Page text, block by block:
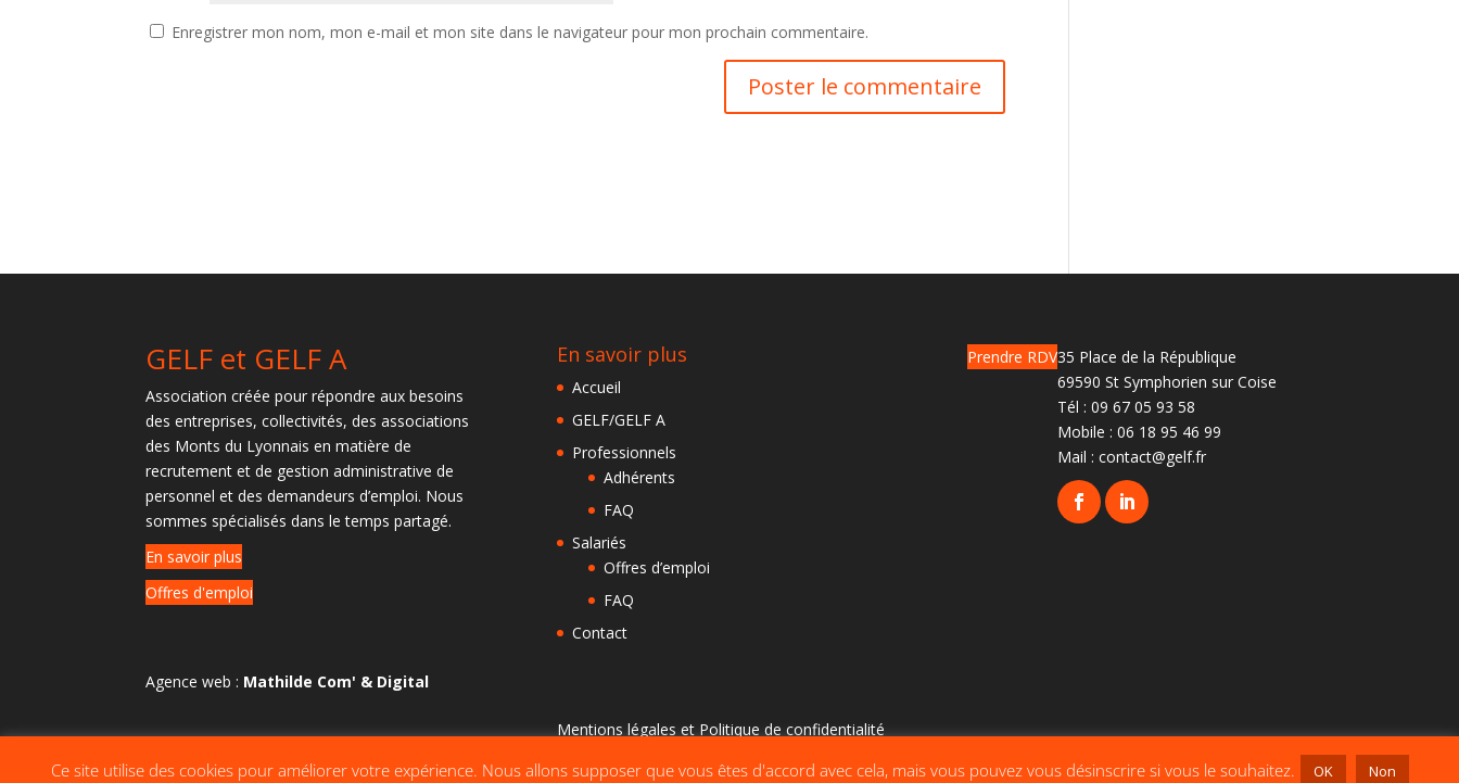
Enregistrer mon nom, mon e-mail et mon site dans le navigateur pour mon prochain commentaire.
GELF et GELF A
Association créée pour répondre aux besoins
des entreprises, collectivités, des associations
des Monts du Lyonnais en matière de
recrutement et de gestion administrative de
personnel et des demandeurs d’emploi. Nous
sommes spécialisés dans le temps partagé.
En savoir plus
Offres d'emploi
Agence web : Mathilde Com' & Digital
En savoir plus
Accueil
GELF/GELF A
Professionnels
Adhérents
FAQ
Salariés
Offres d’emploi
FAQ
Contact
Mentions légales et Politique de confidentialité
Prendre RDV35 Place de la République
69590 St Symphorien sur Coise
Tél : 09 67 05 93 58
Mobile : 06 18 95 46 99
Mail : contact@gelf.fr
Ce site utilise des cookies pour améliorer votre expérience. Nous allons supposer que vous êtes d'accord avec cela, mais vous pouvez vous désinscrire si vous le souhaitez. OK Non